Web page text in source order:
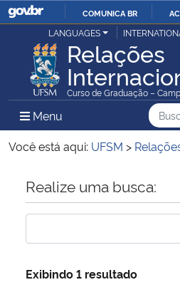
IR
PARA
O
COMUNICA BR
Ministério da Justiça e Segurança Pública
Ministério da Defesa
Ministério das Relações Exteriores
Ministério da Economia
Ministério da Infraestrutura
LANGUAGES
Relações
Curso de Graduação –
Menu Menu Principal do
Você está aqui: UFSM >
Início do conteúdo
Realize uma busca:
Exibindo 1 resultado